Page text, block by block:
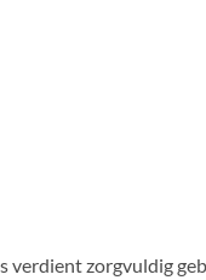
zorgvuldig